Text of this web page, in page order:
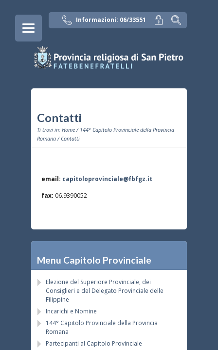
Informazioni: 06/33551
Contatti
Ti trovi in: Home / 144° Capitolo Provinciale della Provincia
Romana / Contatti
email: capitoloprovinciale@fbfgz.it
fax: 06.9390052
Menu Capitolo Provinciale
Elezione del Superiore Provinciale, dei
Consiglieri e del Delegato Provinciale delle
Filippine
Incarichi e Nomine
144° Capitolo Provinciale della Provincia
Romana
Partecipanti al Capitolo Provinciale